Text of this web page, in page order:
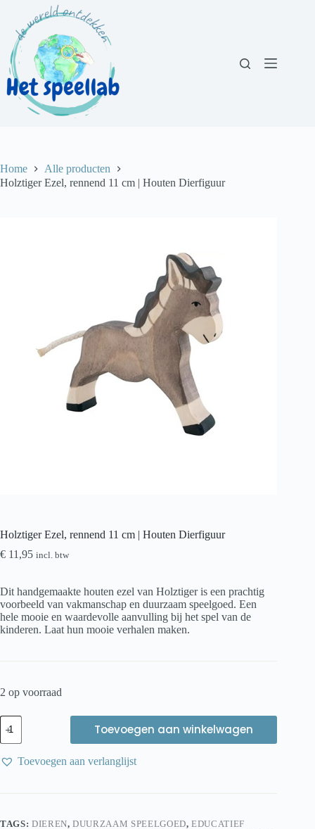
inhoud
Home
Alle producten
Holztiger Ezel, rennend 11 cm | Houten Dierfiguur
Holztiger Ezel, rennend 11 cm | Houten Dierfiguur
€ 11,95 incl. btw
Dit handgemaakte houten ezel van Holztiger is een prachtig
voorbeeld van vakmanschap en duurzaam speelgoed. Een
hele mooie en waardevolle aanvulling bij het spel van de
kinderen. Laat hun mooie verhalen maken.
2 op voorraad
Holztiger
Ezel,
rennend
11
cm
Toevoegen aan winkelwagen
Toevoegen aan verlanglijst
TAGS: DIEREN,DUURZAAM SPEELGOED,EDUCATIEF